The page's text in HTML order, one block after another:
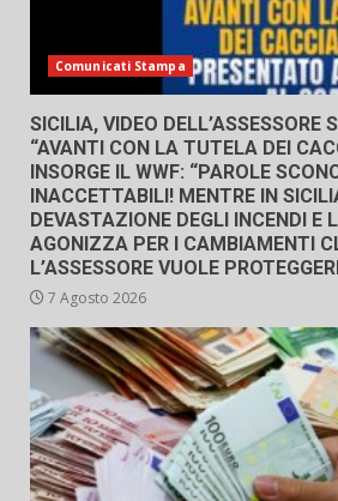
Comunicati Stampa
SICILIA, VIDEO DELL’ASSESSORE
“AVANTI CON LA TUTELA DEI
INSORGE IL WWF: “PAROLE
INACCETTABILI! MENTRE IN
DEVASTAZIONE DEGLI INCENDI E
AGONIZZA PER I CAMBIAMENTI
L’ASSESSORE VUOLE
7 Agosto 2026